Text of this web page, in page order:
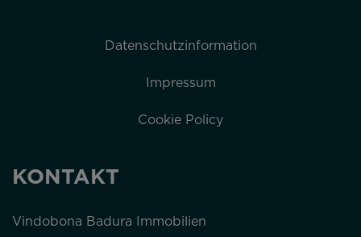
Datenschutzinformation
Impressum
Cookie Policy
KONTAKT
Vindobona Badura Immobilien